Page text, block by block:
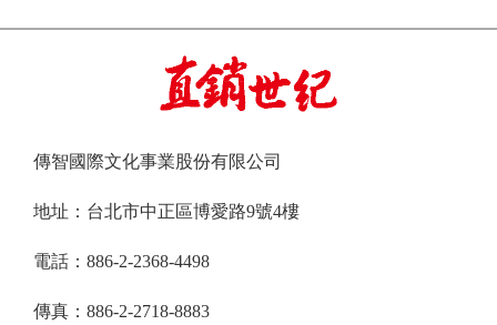
傳智國際文化事業股份有限公司
地址：台北市中正區博愛路9號4樓
電話：886-2-2368-4498
傳真：886-2-2718-8883